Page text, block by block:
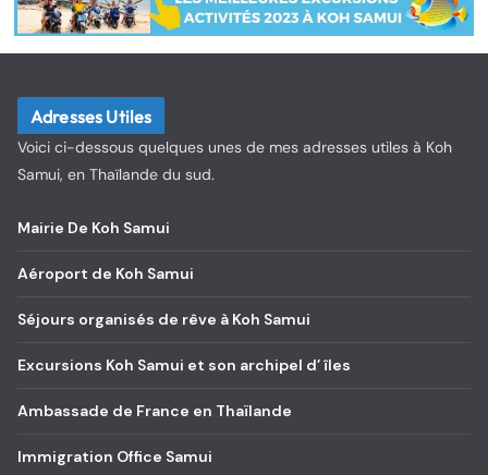
Adresses Utiles
Voici ci-dessous quelques unes de mes adresses utiles à Koh
Samui, en Thaïlande du sud.
Mairie De Koh Samui
Aéroport de Koh Samui
Séjours organisés de rêve à Koh Samui
Excursions Koh Samui et son archipel d’ îles
Ambassade de France en Thaïlande
Immigration Office Samui